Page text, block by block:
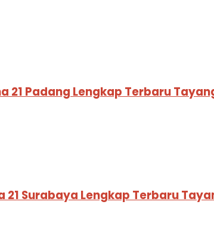
Padang Lengkap Terbaru
Surabaya Lengkap Terbaru